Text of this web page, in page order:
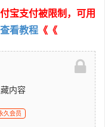
宝支付被限制，可用
看教程 《《
内容
久会员